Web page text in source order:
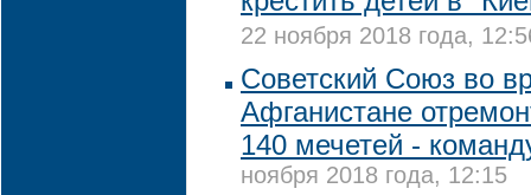
22 ноября 2018 года,
Советский Союз во
Афганистане
140 мечетей -
ноября 2018 года, 12:15